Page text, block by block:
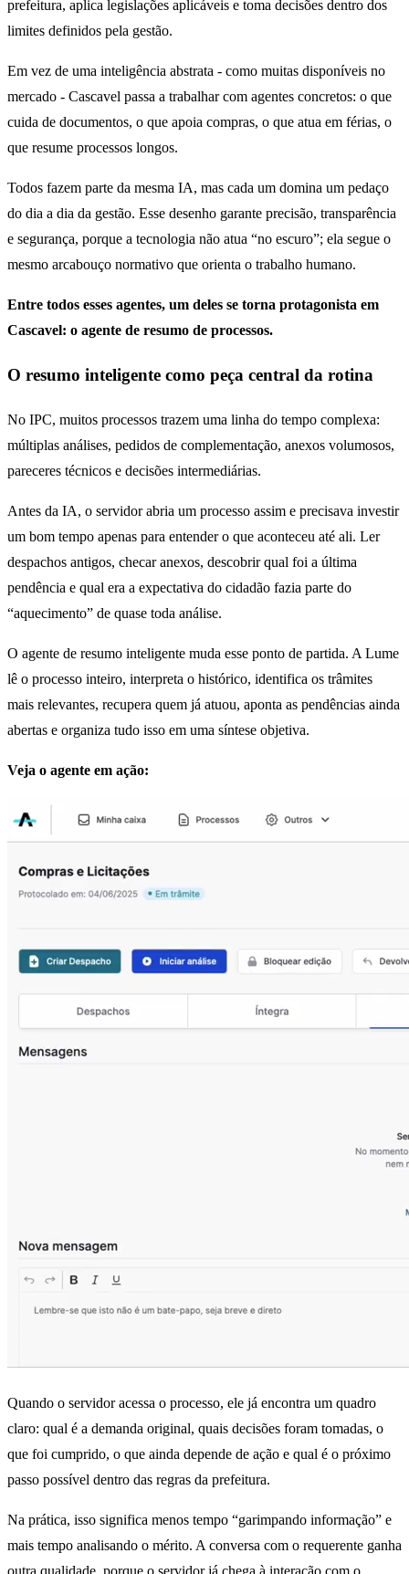
prefeitura, aplica legislações aplicáveis e toma decisões dentro dos
limites definidos pela gestão.
Em vez de uma inteligência abstrata - como muitas disponíveis no
mercado - Cascavel passa a trabalhar com agentes concretos: o que
cuida de documentos, o que apoia compras, o que atua em férias, o
que resume processos longos.
Todos fazem parte da mesma IA, mas cada um domina um pedaço
do dia a dia da gestão. Esse desenho garante precisão, transparência
e segurança, porque a tecnologia não atua “no escuro”; ela segue o
mesmo arcabouço normativo que orienta o trabalho humano.
Entre todos esses agentes, um deles se torna protagonista em
Cascavel: o agente de resumo de processos.
O resumo inteligente como peça central da rotina
No IPC, muitos processos trazem uma linha do tempo complexa:
múltiplas análises, pedidos de complementação, anexos volumosos,
pareceres técnicos e decisões intermediárias.
Antes da IA, o servidor abria um processo assim e precisava investir
um bom tempo apenas para entender o que aconteceu até ali. Ler
despachos antigos, checar anexos, descobrir qual foi a última
pendência e qual era a expectativa do cidadão fazia parte do
“aquecimento” de quase toda análise.
O agente de resumo inteligente muda esse ponto de partida. A Lume
lê o processo inteiro, interpreta o histórico, identifica os trâmites
mais relevantes, recupera quem já atuou, aponta as pendências ainda
abertas e organiza tudo isso em uma síntese objetiva.
Veja o agente em ação:
Quando o servidor acessa o processo, ele já encontra um quadro
claro: qual é a demanda original, quais decisões foram tomadas, o
que foi cumprido, o que ainda depende de ação e qual é o próximo
passo possível dentro das regras da prefeitura.
Na prática, isso significa menos tempo “garimpando informação” e
mais tempo analisando o mérito. A conversa com o requerente ganha